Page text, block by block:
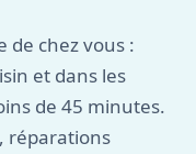
de chez vous :
et dans les
de 45 minutes.
réparations